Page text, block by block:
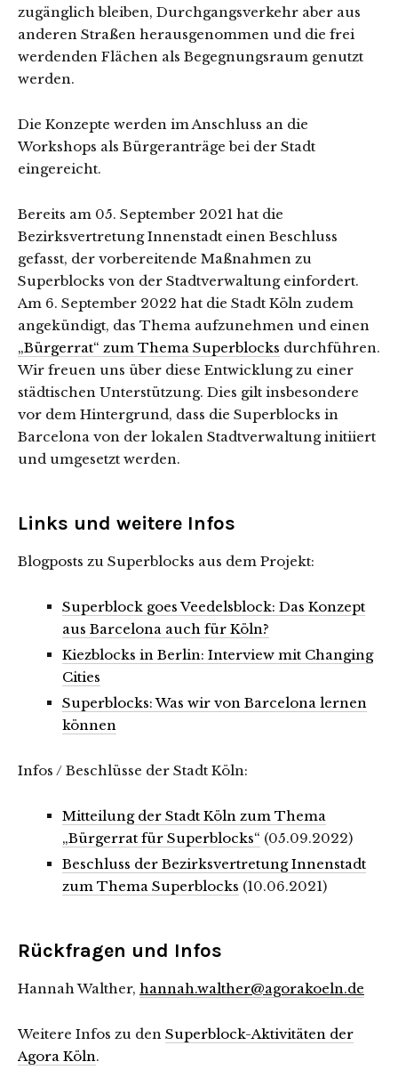
zugänglich bleiben, Durchgangsverkehr aber aus
anderen Straßen herausgenommen und die frei
werdenden Flächen als Begegnungsraum genutzt
werden.
Die Konzepte werden im Anschluss an die
Workshops als Bürgeranträge bei der Stadt
eingereicht.
Bereits am 05. September 2021 hat die
Bezirksvertretung Innenstadt einen Beschluss
gefasst, der vorbereitende Maßnahmen zu
Superblocks von der Stadtverwaltung einfordert.
Am 6. September 2022 hat die Stadt Köln zudem
angekündigt, das Thema aufzunehmen und einen
„Bürgerrat“ zum Thema Superblocks durchführen.
Wir freuen uns über diese Entwicklung zu einer
städtischen Unterstützung. Dies gilt insbesondere
vor dem Hintergrund, dass die Superblocks in
Barcelona von der lokalen Stadtverwaltung initiiert
und umgesetzt werden.
Links und weitere Infos
Blogposts zu Superblocks aus dem Projekt:
Superblock goes Veedelsblock: Das Konzept
aus Barcelona auch für Köln?
Kiezblocks in Berlin: Interview mit Changing
Cities
Superblocks: Was wir von Barcelona lernen
können
Infos / Beschlüsse der Stadt Köln:
Mitteilung der Stadt Köln zum Thema
„Bürgerrat für Superblocks“ (05.09.2022)
Beschluss der Bezirksvertretung Innenstadt
zum Thema Superblocks (10.06.2021)
Rückfragen und Infos
Hannah Walther, hannah.walther@agorakoeln.de
Weitere Infos zu den Superblock-Aktivitäten der
Agora Köln.